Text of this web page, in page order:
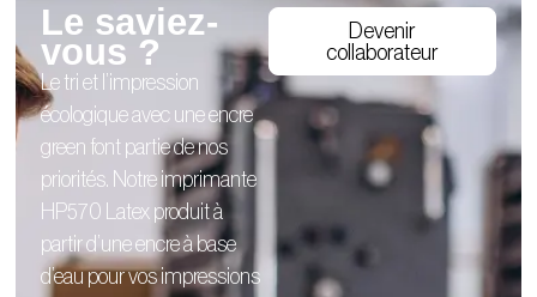
Le saviez-
vous ?
Le tri et l’impression
écologique avec une encre
green font partie de nos
priorités. Notre imprimante
HP570 Latex produit à
partir d’une encre à base
d’eau pour vos impressions
Devenir
collaborateur